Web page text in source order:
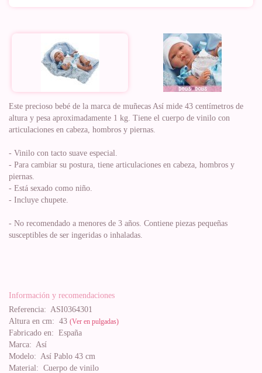
Este precioso bebé de la marca de muñecas Así mide 43 centímetros de
altura y pesa aproximadamente 1 kg. Tiene el cuerpo de vinilo con
articulaciones en cabeza, hombros y piernas.
- Vinilo con tacto suave especial.
- Para cambiar su postura, tiene articulaciones en cabeza, hombros y
piernas.
- Está sexado como niño.
- Incluye chupete.
- No recomendado a menores de 3 años. Contiene piezas pequeñas
susceptibles de ser ingeridas o inhaladas.
Información y recomendaciones
Referencia: ASI0364301
Altura en cm: 43 (Ver en pulgadas)
Fabricado en: España
Marca: Así
Modelo: Así Pablo 43 cm
Material: Cuerpo de vinilo